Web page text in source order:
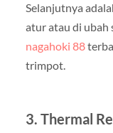
Selanjutnya
atur atau di ubah
nagahoki 88
trimpot.
3. Thermal